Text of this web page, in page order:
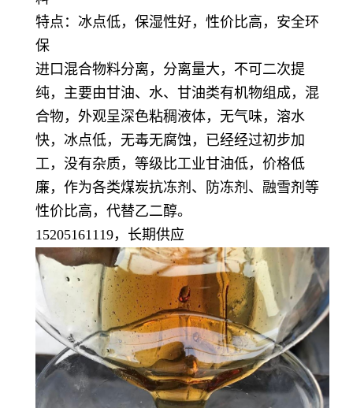
特点：冰点低，保湿性好，性价比高，安全环
保
进口混合物料分离，分离量大，不可二次提
纯，主要由甘油、水、甘油类有机物组成，混
合物，外观呈深色粘稠液体，无气味，溶水
快，冰点低，无毒无腐蚀，已经经过初步加
工，没有杂质，等级比工业甘油低，价格低
廉，作为各类煤炭抗冻剂、防冻剂、融雪剂等
性价比高， 代替乙二醇。
15205161119，长期供应